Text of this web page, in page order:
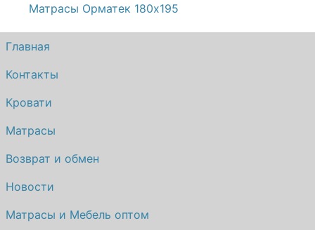
Матрасы Орматек 180х195
Главная
Контакты
Кровати
Матрасы
Возврат и обмен
Новости
Матрасы и Мебель оптом